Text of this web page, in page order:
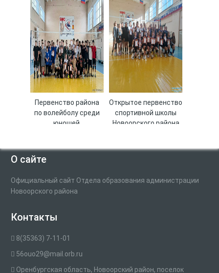
среди юношей и
девушек
Первенство района
по волейболу среди
юношей,
Открытое первенство
спортивной школы
Новоорского района
О сайте
Официальный сайт Отдела образования администрации
Новоорского района
Контакты
8(35363) 7-11-01
56ouo29@mail.orb.ru
Оренбургская область, Новоорский район, поселок